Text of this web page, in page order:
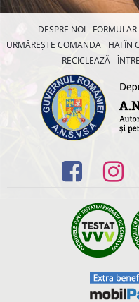
DESPRE NOI FORMULAR
URMĂREȘTE COMANDA
HAI ÎN
RECICLEAZĂ